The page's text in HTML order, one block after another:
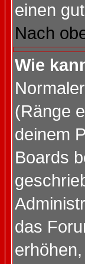
einen
Nach
Wie
(Ränge
deinem
Boards
das